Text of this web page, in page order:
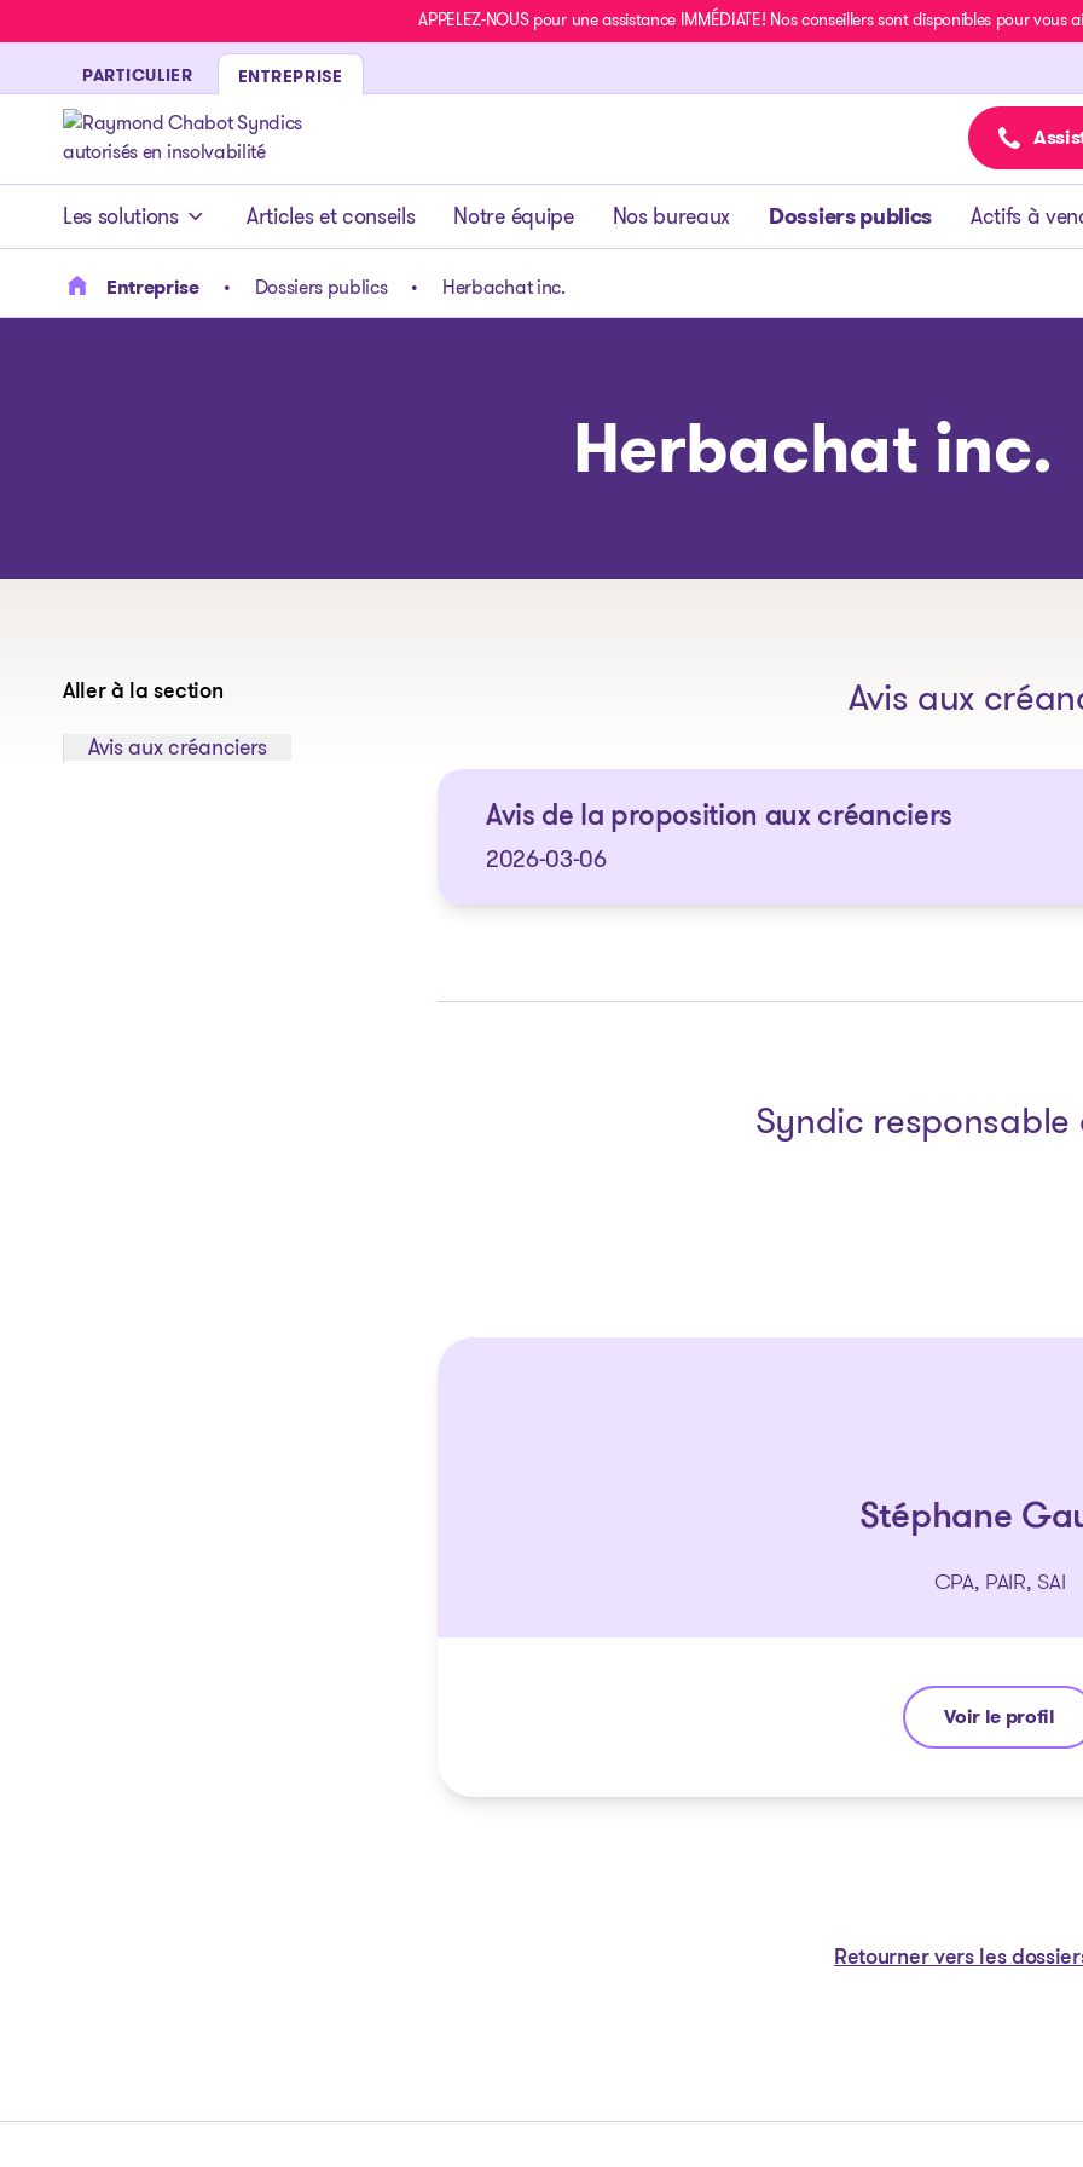
APPELEZ-NOUS pour une assistance IMMÉDIATE! Nos conseillers sont disponibles pour vous
PARTICULIER ENTREPRISE
- page d’accueil
Les solutions Articles et conseils Notre équipe Nos bureaux Dossiers publics Actifs à
Entreprise Dossiers publics Herbachat inc.
Herbachat inc.
Aller à la section
Sauter à la section:
Avis aux créanciers
Avis aux
Avis de la proposition aux créanciers
2026-03-06
Syndic responsable
Stéphane
CPA, PAIR, SAI
Voir le profil
Stéphane
Retourner vers les